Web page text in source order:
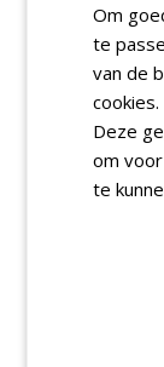
Service,
ons
kennis
6
‘E-
van
plant,
weet
Om
te
van de
cookies.
Deze
om
te